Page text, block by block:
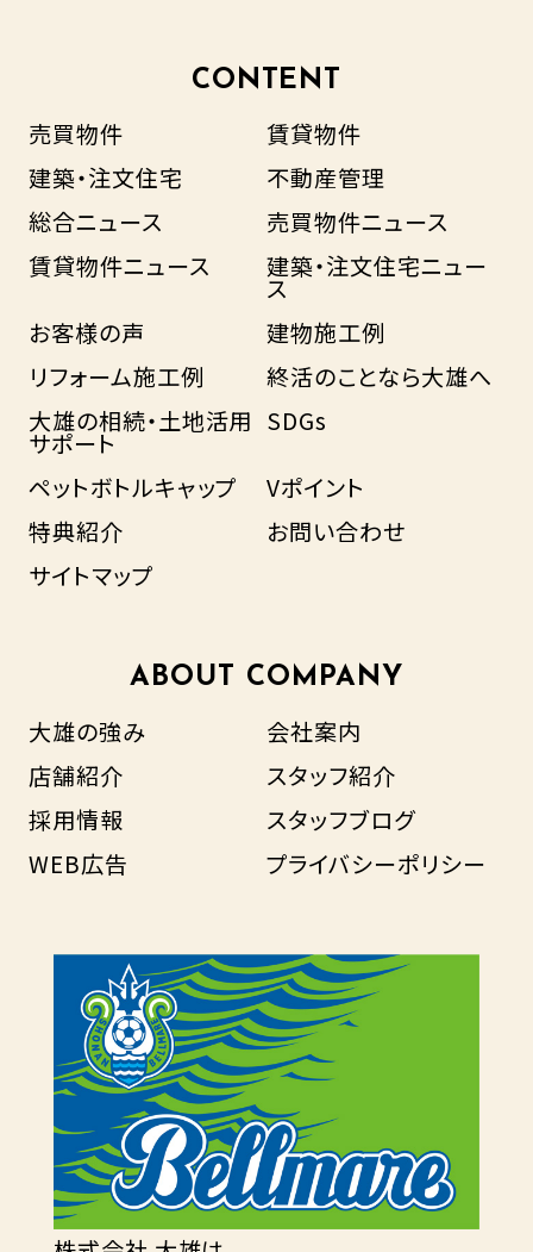
CONTENT
売買物件
賃貸物件
建築・注文住宅
不動産管理
総合ニュース
売買物件ニュース
賃貸物件ニュース
建築・注文住宅ニュー
ス
お客様の声
建物施工例
リフォーム施工例
終活のことなら大雄へ
大雄の相続・土地活用
サポート
SDGs
ペットボトルキャップ
Vポイント
特典紹介
お問い合わせ
サイトマップ
ABOUT COMPANY
大雄の強み
会社案内
店舗紹介
スタッフ紹介
採用情報
スタッフブログ
WEB広告
プライバシーポリシー